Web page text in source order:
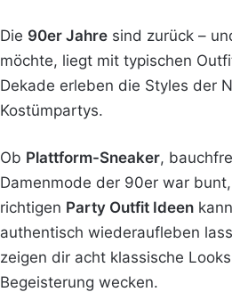
Die 90er Jahre sind zurück –
möchte, liegt mit typischen
Dekade erleben die Styles der
Kostümpartys.
Ob Plattform-Sneaker,
Damenmode der 90er war
richtigen Party Outfit Ideen
authentisch wiederaufleben
zeigen dir acht klassische
Begeisterung wecken.